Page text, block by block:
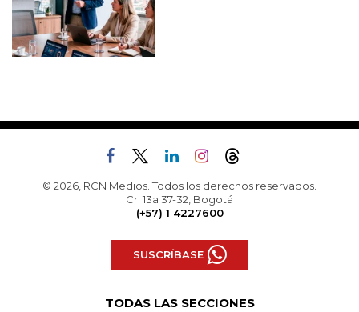
© 2026, RCN Medios. Todos los derechos reservados.
Cr. 13a 37-32, Bogotá
(+57) 1 4227600
SUSCRÍBASE
TODAS LAS SECCIONES